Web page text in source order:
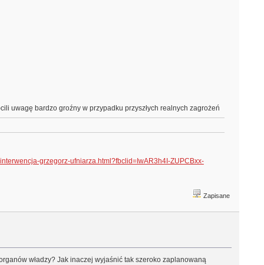
uwagę bardzo groźny w przypadku przyszłych realnych zagrożeń
grzegorz-ufniarza.html?fbclid=IwAR3h4I-ZUPCBxx-
Zapisane
władzy? Jak inaczej wyjaśnić tak szeroko zaplanowaną